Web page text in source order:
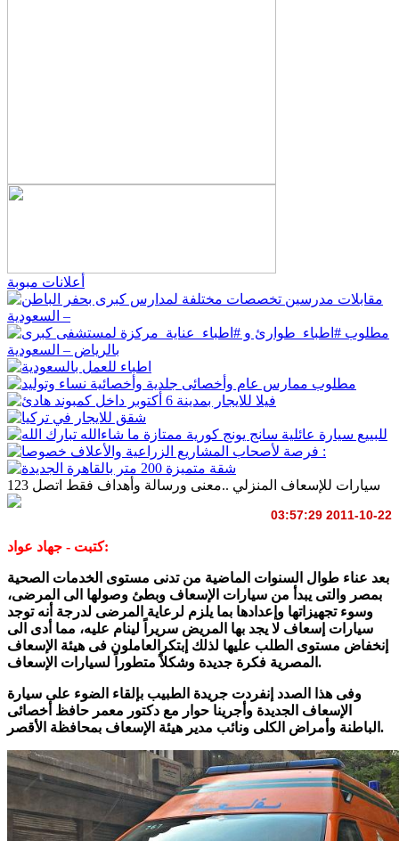
أعلانات مبوبة
سيارات للإسعاف المنزلي ..معنى ورسالة وأهداف فقط اتصل 123
2011-10-22 03:57:29
كتبت - جهاد عواد:
بعد عناء طوال السنوات الماضية من تدنى مستوى الخدمات الصحية
بمصر والتى يبدأ من سيارات الإسعاف وبطئ وصولها الى المرضى،
وسوء تجهيزاتها وإعدادها بما يلزم لرعاية المرضى لدرجة أنه توجد
سيارات إسعاف لا يجد بها المريض سريراً لينام عليه، مما أدى الى
إنخفاض مستوى الطلب عليها لذلك إبتكرالعاملون فى هيئة الإسعاف
المصرية فكرة جديدة وشكلاً متطوراً لسيارات الإسعاف.
وفى هذا الصدد إنفردت جريدة الطبيب بإلقاء الضوء على سيارة
الإسعاف الجديدة وأجرينا حوار مع دكتور معمر حافظ أخصائى
الباطنة وأمراض الكلى ونائب مدير هيئة الإسعاف بمحافظة الأقصر.